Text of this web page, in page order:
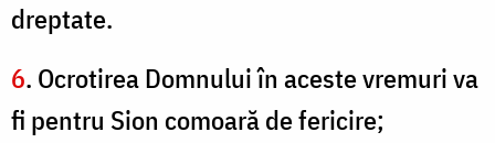
dreptate.
6. Ocrotirea Domnului în aceste vremuri va
fi pentru Sion comoară de fericire;